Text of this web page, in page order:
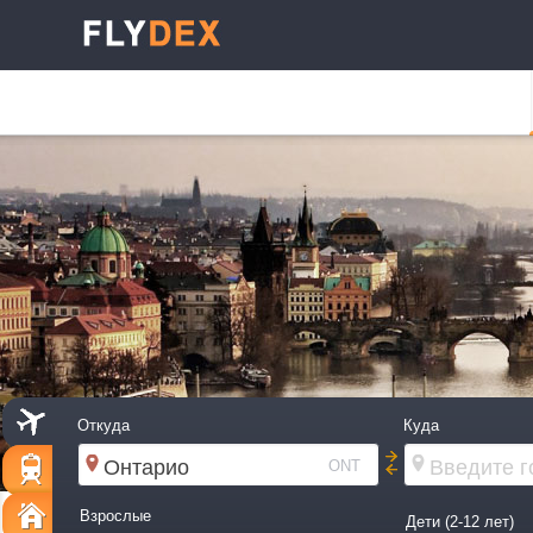
Откуда Куда
ONT
Взрослые Дети (2-12 лет)